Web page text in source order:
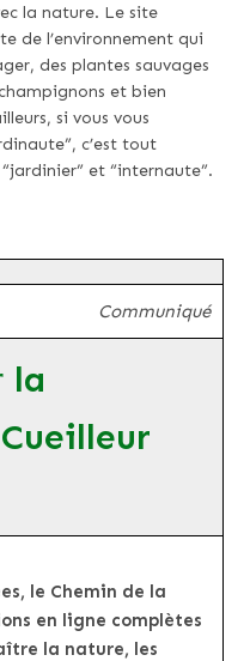
la nature. Le site
de l’environnement qui
des plantes sauvages
et bien
si vous vous
c’est tout
et “internaute”.
Communiqué
la
le Chemin de la
en ligne complètes
la nature, les